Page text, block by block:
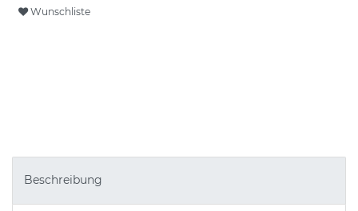
Wunschliste
Beschreibung